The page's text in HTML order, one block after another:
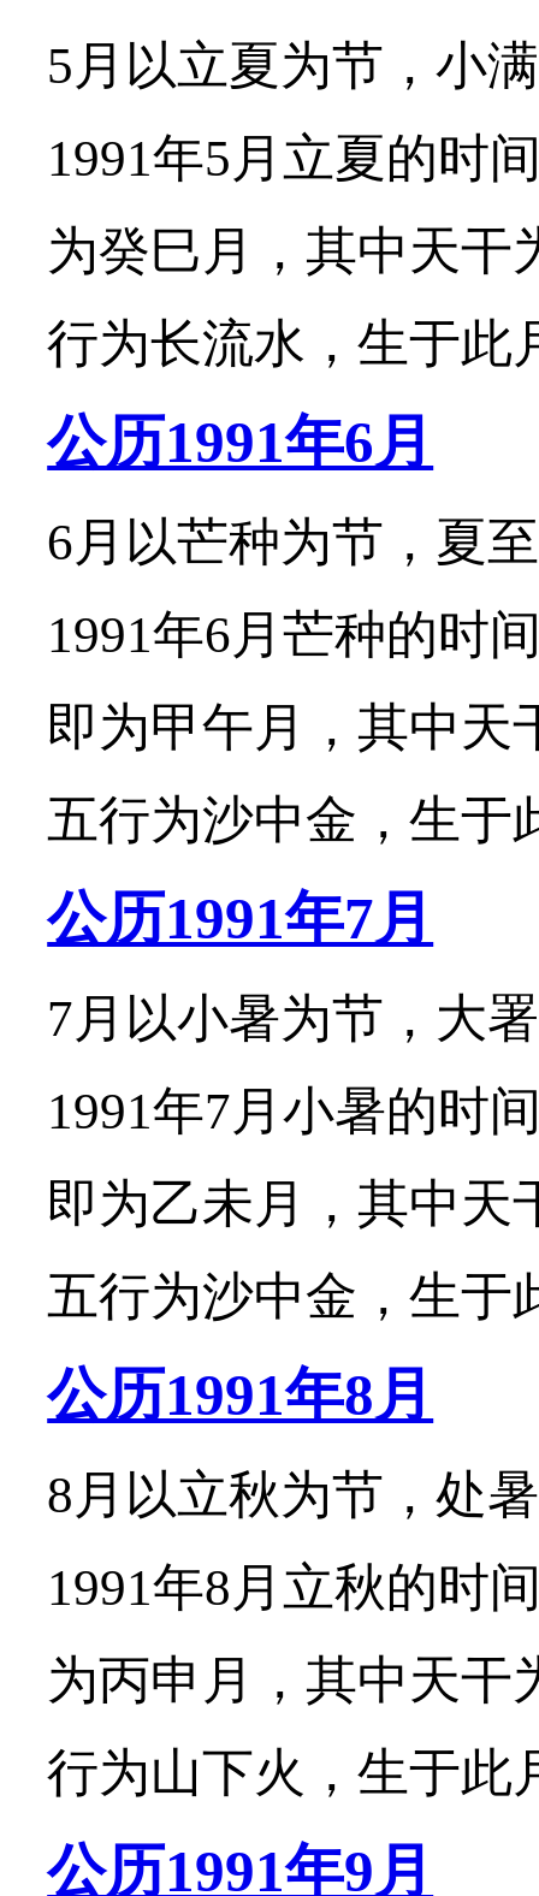
5月以立夏为节，小
1991年5月立夏的时
为癸巳月，其中天干
行为长流水，生于此
公历1991年6月
6月以芒种为节，夏
1991年6月芒种的时
即为甲午月，其中天
五行为沙中金，生于
公历1991年7月
7月以小暑为节，大
1991年7月小暑的时
即为乙未月，其中天
五行为沙中金，生于
公历1991年8月
8月以立秋为节，处
1991年8月立秋的时
为丙申月，其中天干
行为山下火，生于此
公历1991年9月